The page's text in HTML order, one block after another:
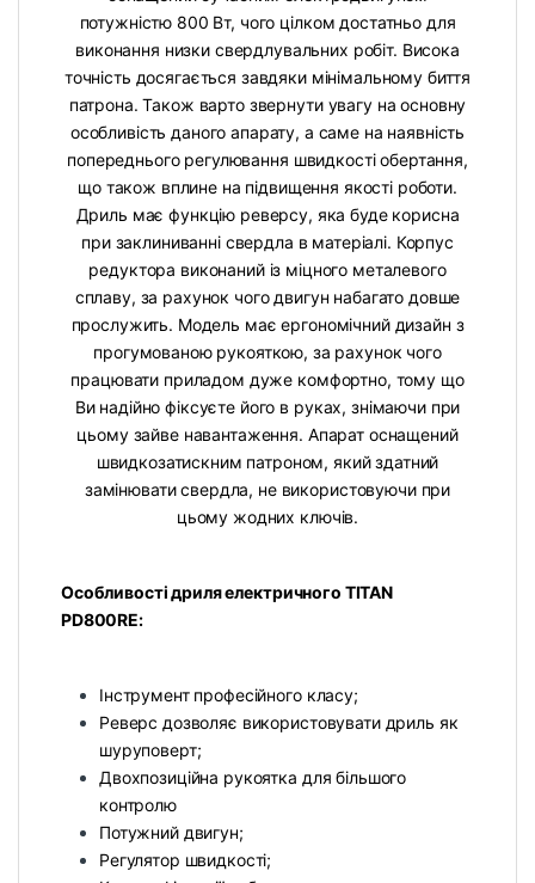
потужністю 800 Вт, чого цілком достатньо для
виконання низки свердлувальних робіт. Висока
точність досягається завдяки мінімальному биття
патрона. Також варто звернути увагу на основну
особливість даного апарату, а саме на наявність
попереднього регулювання швидкості обертання,
що також вплине на підвищення якості роботи.
Дриль має функцію реверсу, яка буде корисна
при заклиниванні свердла в матеріалі. Корпус
редуктора виконаний із міцного металевого
сплаву, за рахунок чого двигун набагато довше
прослужить. Модель має ергономічний дизайн з
прогумованою рукояткою, за рахунок чого
працювати приладом дуже комфортно, тому що
Ви надійно фіксуєте його в руках, знімаючи при
цьому зайве навантаження. Апарат оснащений
швидкозатискним патроном, який здатний
замінювати свердла, не використовуючи при
цьому жодних ключів.
Особливості дриля електричного TITAN
PD800RE:
Інструмент професійного класу;
Реверс дозволяє використовувати дриль як
шуруповерт;
Двохпозиційна рукоятка для більшого
контролю
Потужний двигун;
Регулятор швидкості;